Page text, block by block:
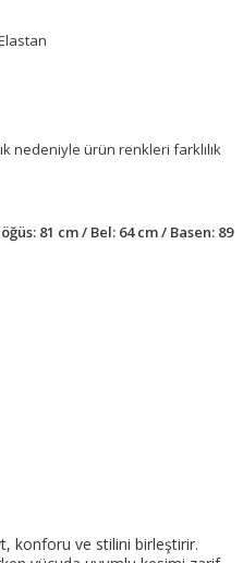
nedeniyle ürün renkleri farklılık
81 cm / Bel: 64 cm / Basen: 89
konforu ve stilini birleştirir.